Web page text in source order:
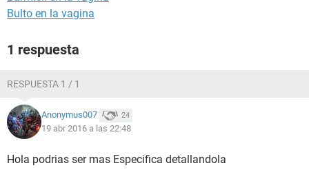
Bulto en la vagina
1 respuesta
RESPUESTA 1 / 1
Anonymus007 24
19 abr 2016 a las 22:48
Hola podrias ser mas Especifica detallandola